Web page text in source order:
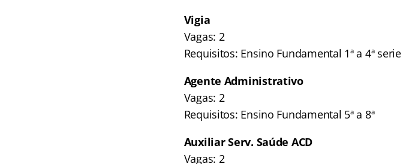
Vigia
Vagas: 2
Requisitos: Ensino Fundamental 1ª a 4ª serie
Agente Administrativo
Vagas: 2
Requisitos: Ensino Fundamental 5ª a 8ª
Auxiliar Serv. Saúde ACD
Vagas: 2